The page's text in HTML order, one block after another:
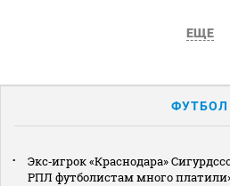
ЕЩЕ
ФУТБОЛ
Экс‑игрок «Краснодара»
РПЛ футболистам много